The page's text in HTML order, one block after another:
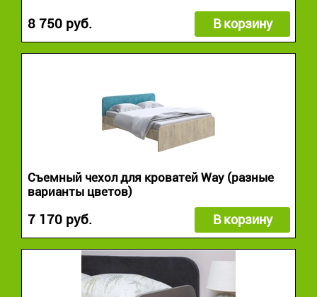
8 750 руб. В корзину
Съемный чехол для кроватей Way (разные
варианты цветов)
7 170 руб. В корзину